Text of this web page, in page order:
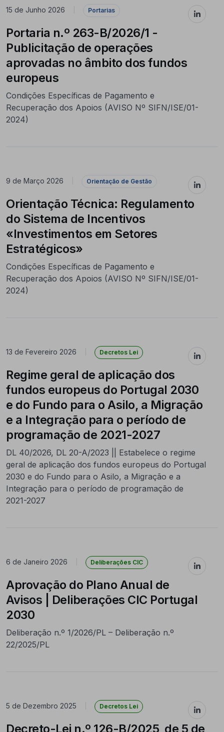
15 de Junho 2026 Portarias
Portaria n.º 263-B/2026/1 -
Publicitação de operações
aprovadas no âmbito dos fundos
europeus
Condições Específicas de Pagamento e
Recuperação dos Apoios (AVISO Nº SIFN/ISE/01-
2024)
9 de Março 2026 Orientação de Gestão
Orientação Técnica: Regulamento
do Sistema de Incentivos
«Investimentos em Setores
Estratégicos»
Condições Específicas de Pagamento e
Recuperação dos Apoios (AVISO Nº SIFN/ISE/01-
2024)
13 de Fevereiro 2026 Decretos Lei
Regime geral de aplicação dos
fundos europeus do Portugal 2030
e do Fundo para o Asilo, a Migração
e a Integração para o período de
programação de 2021-2027
DL 40/2026, DL 20-A/2023 || Estabelece o regime
geral de aplicação dos fundos europeus do Portugal
2030 e do Fundo para o Asilo, a Migração e a
Integração para o período de programação de
2021-2027
6 de Janeiro 2026 Deliberações CIC
Aprovação do Plano Anual de
Avisos | Deliberações CIC Portugal
2030
Deliberação n.º 1/2026/PL – Deliberação n.º
22/2025/PL
5 de Dezembro 2025 Decretos Lei
Decreto-Lei n.º 126-B/2025, de 5 de